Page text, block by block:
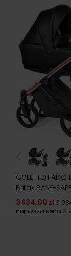
COLETTO
Britax BABY-
3 634,00 zł 3
najniższa cena 3